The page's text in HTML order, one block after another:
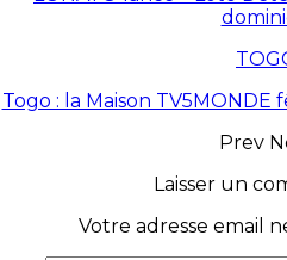
Togo : la Maison TV5MONDE
Prev
Laisser un
Votre adresse email